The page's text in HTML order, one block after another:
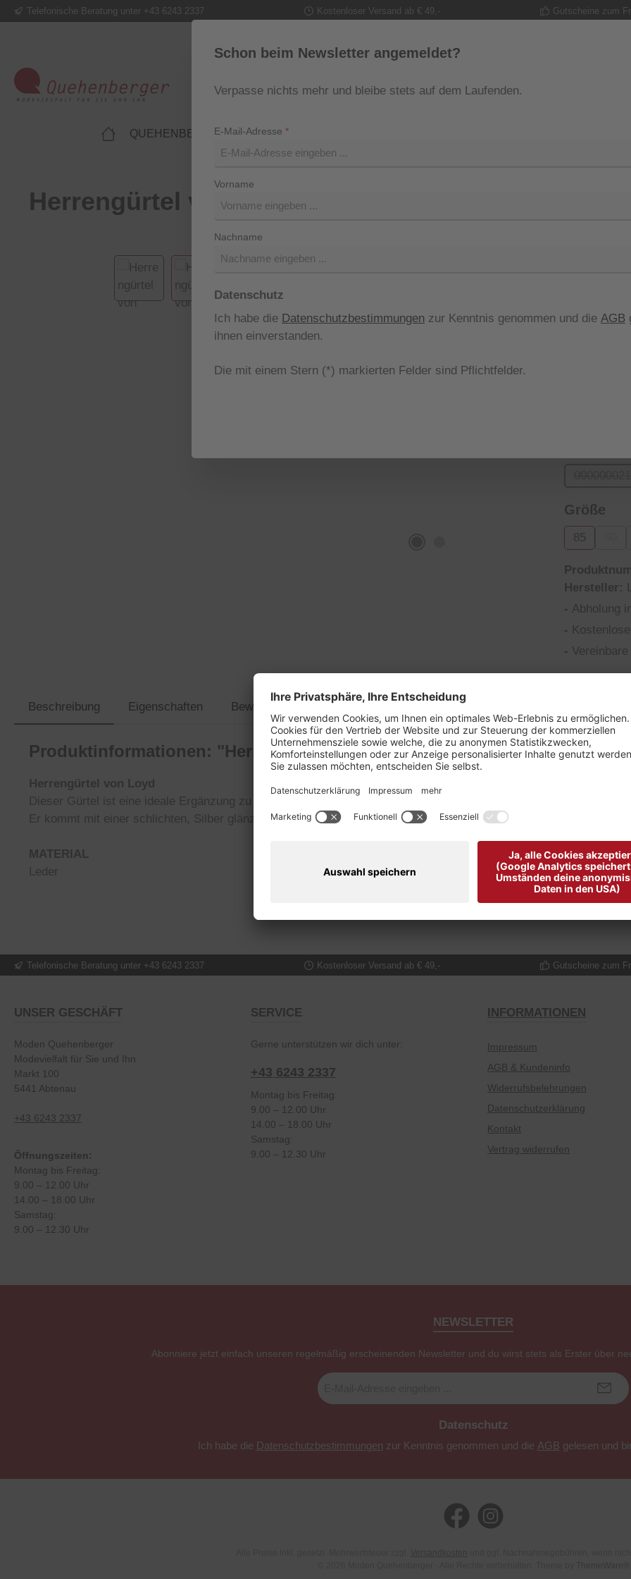
Hauptinhalt springen
Zur Suche springen
Zur Hauptnavigation springen
Telefonische Beratung unter +43 6243 2337 Kostenloser Versand ab € 49,- Gutscheine zum
QUEHENBERGER LIFESTYLE
Herrengürtel von Loyd
Bildergalerie überspringen
(Diese
Größe
85
Hersteller:
- Abholung
-
-
Beschreibung Eigenschaften Bewertungen
Produktinformationen: "Herrengürtel von Loyd "
Herrengürtel von Loyd
Dieser Gürtel ist eine ideale Ergänzung zu eleganten Outfits.
Er kommt mit einer schlichten, Silber glänzenden Schnalle und ist in schwarzem Glattleder gearbeitet.
MATERIAL
Leder
Telefonische Beratung unter +43 6243 2337 Kostenloser Versand ab € 49,- Gutscheine zum
SERVICE
Gerne unterstützen wir dich unter:
+43 6243 2337
Montag bis Freitag:
9.00 – 12.00 Uhr
14.00 – 18.00 Uhr
Samstag:
9.00 – 12.30 Uhr
INFORMATIONEN
Impressum
AGB & Kundeninfo
Widerrufsbelehrungen
Datenschutzerklärung
Kontakt
Vertrag widerrufen
UNSER GESCHÄFT
Moden Quehenberger
Modevielfalt für Sie und Ihn
Markt 100
5441 Abtenau
+43 6243 2337
Öffnungszeiten:
Montag bis Freitag:
9.00 – 12.00 Uhr
14.00 – 18.00 Uhr
Samstag:
9.00 – 12.30 Uhr
NEWSLETTER
Abonniere jetzt einfach unseren regelmäßig erscheinenden Newsletter und du wirst stets als Erster über
E-
Mail-
Datenschutz
Ich habe die Datenschutzbestimmungen zur Kenntnis genommen und die AGB gelesen und
Facebook Instagram
Schon beim Newsletter angemeldet?
Verpasse nichts mehr und bleibe stets auf dem Laufenden.
E-Mail-Adresse *
Vorname
Nachname
Datenschutz
Ich habe die Datenschutzbestimmungen zur Kenntnis genommen und die AGB
ihnen einverstanden.
Die mit einem Stern (*) markierten Felder sind Pflichtfelder.